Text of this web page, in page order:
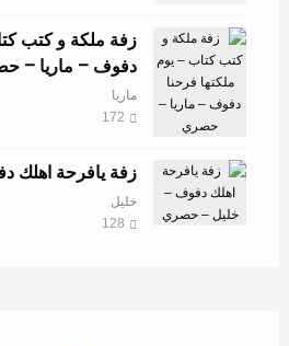
زفة ملكة و كتب
دفوف – ماريا –
ماريا
172
زفة يافرحة
خليل
128